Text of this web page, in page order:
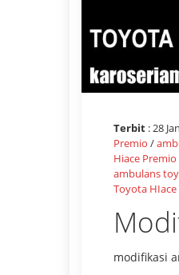
Terbit : 28
Premio /
Hiace Premio
ambulans
Toyota
modifikasi